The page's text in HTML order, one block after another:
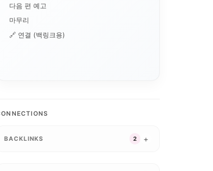
다음 편 예고
마무리
🔗 연결 (백링크용)
BACKLINKS 2